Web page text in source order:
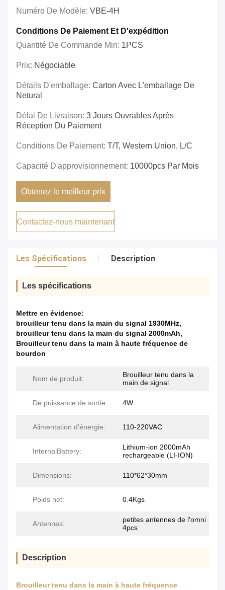
Numéro De Modèle: VBE-4H
Conditions De Paiement Et D'expédition
Quantité De Commande Min: 1PCS
Prix: Négociable
Détails D'emballage: Carton Avec L'emballage De
Netural
Délai De Livraison: 3 Jours Ouvrables Après
Réception Du Paiement
Conditions De Paiement: T/T, Western Union, L/C
Capacité D'approvisionnement: 10000pcs Par Mois
Obtenez le meilleur prix
Contactez-nous maintenant
Les Spécifications Description
Les spécifications
Mettre en évidence:
brouilleur tenu dans la main du signal 1930MHz,
brouilleur tenu dans la main du signal 2000mAh,
Brouilleur tenu dans la main à haute fréquence de
bourdon
Nom de produit:
Brouilleur tenu dans la
main de signal
De puissance de sortie: 4W
Alimentation d'énergie: 110-220VAC
InternalBattery:
Lithium-ion 2000mAh
rechargeable (LI-ION)
Dimensions: 110*62*30mm
Poids net: 0.4Kgs
Antennes:
petites antennes de l'omni
4pcs
Description
Brouilleur tenu dans la main à haute fréquence